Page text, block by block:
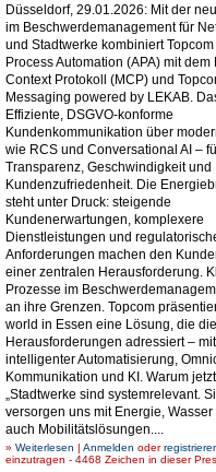
Düsseldorf, 29.01.2026: Mit der
im Beschwerdemanagement für
und Stadtwerke kombiniert
Process Automation (APA) mit dem
Context Protokoll (MCP) und
Messaging powered by LEKAB.
Effiziente, DSGVO-konforme
Kundenkommunikation über
wie RCS und Conversational AI –
Transparenz, Geschwindigkeit und
Kundenzufriedenheit. Die
steht unter Druck: steigende
Kundenerwartungen, komplexere
Dienstleistungen und
Anforderungen machen den
einer zentralen Herausforderung.
Prozesse im
an ihre Grenzen. Topcom
world in Essen eine Lösung, die
Herausforderungen adressiert – mit
intelligenter Automatisierung,
Kommunikation und KI. Warum
„Stadtwerke sind systemrelevant.
versorgen uns mit Energie, Wasser
auch Mobilitätslösungen....
» Weiterlesen | Anmelden oder
einzutragen - 4468 Zeichen in dieser